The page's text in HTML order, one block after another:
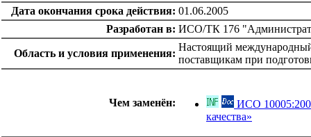
Дата окончания срока действия: 01.06.2005
Разработан в: ИСО/ТК 176
Область и условия применения:
Настоящий
поставщикам при
Чем заменён:
ИСО
качества»